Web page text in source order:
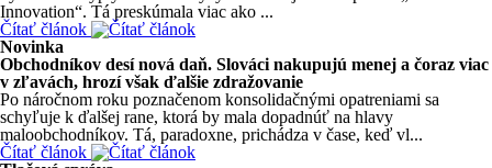
Innovation“. Tá preskúmala viac ako ...
Čítať článok
Novinka
Obchodníkov desí nová daň. Slováci nakupujú menej a čoraz viac
v zľavách, hrozí však ďalšie zdražovanie
Po náročnom roku poznačenom konsolidačnými opatreniami sa
schyľuje k ďalšej rane, ktorá by mala dopadnúť na hlavy
maloobchodníkov. Tá, paradoxne, prichádza v čase, keď vl...
Čítať článok